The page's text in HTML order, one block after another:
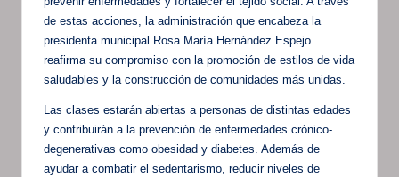
de estas acciones, la administración que encabeza la
presidenta municipal Rosa María Hernández Espejo
reafirma su compromiso con la promoción de estilos de vida
saludables y la construcción de comunidades más unidas.
Las clases estarán abiertas a personas de distintas edades
y contribuirán a la prevención de enfermedades crónico-
degenerativas como obesidad y diabetes. Además de
ayudar a combatir el sedentarismo, reducir niveles de